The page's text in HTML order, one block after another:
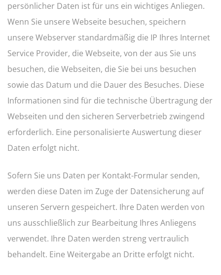
persönlicher Daten ist für uns ein wichtiges Anliegen.
Wenn Sie unsere Webseite besuchen, speichern
unsere Webserver standardmäßig die IP Ihres Internet
Service Provider, die Webseite, von der aus Sie uns
besuchen, die Webseiten, die Sie bei uns besuchen
sowie das Datum und die Dauer des Besuches. Diese
Informationen sind für die technische Übertragung der
Webseiten und den sicheren Serverbetrieb zwingend
erforderlich. Eine personalisierte Auswertung dieser
Daten erfolgt nicht.
Sofern Sie uns Daten per Kontakt-Formular senden,
werden diese Daten im Zuge der Datensicherung auf
unseren Servern gespeichert. Ihre Daten werden von
uns ausschließlich zur Bearbeitung Ihres Anliegens
verwendet. Ihre Daten werden streng vertraulich
behandelt. Eine Weitergabe an Dritte erfolgt nicht.